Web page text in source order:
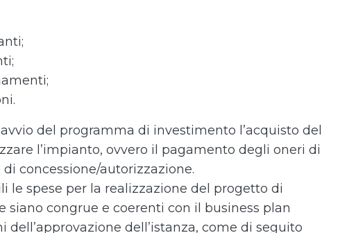
del programma di investimento l’acquisto del
l’impianto, ovvero il pagamento degli oneri di
concessione/autorizzazione.
le spese per la realizzazione del progetto di
siano congrue e coerenti con il business plan
dell’approvazione dell’istanza, come di seguito